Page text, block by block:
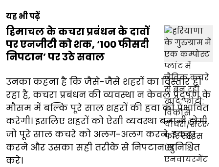
यह भी पढ़ें
हिमाचल के कचरा प्रबंधन के दावों
पर एनजीटी को शक, ‘100 फीसदी
निपटान’ पर उठे सवाल
उनका कहना है कि जैसे-जैसे शहरों का विस्तार हो
रहा है, कचरा प्रबंधन की व्यवस्था न केवल प्रदूषण के
मौसम में बल्कि पूरे साल शहरों की हवा को प्रभावित
करेगी। इसलिए शहरों को ऐसी व्यवस्था बनानी होगी,
जो पूरे साल कचरे को अलग-अलग करने, इकट्ठा
करने और उसका सही तरीके से निपटान सुनिश्चित
करे।